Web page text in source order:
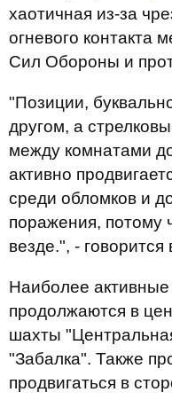
хаотичная из-за
огневого контакта
Сил Обороны и
"Позиции,
другом, а
между комнатами
активно
среди обломков и
поражения, потому
везде.", -
Наиболее
продолжаются в
шахты
"Забалка". Также
продвигаться в